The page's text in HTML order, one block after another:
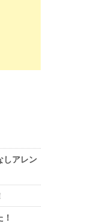
しアレン